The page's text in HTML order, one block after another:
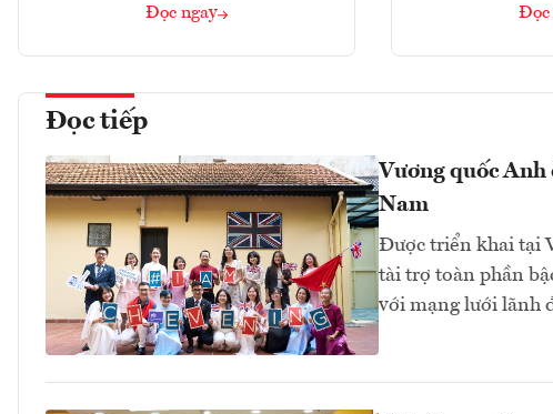
Đọc ngay Đọc
Đọc tiếp
Vương quốc Anh
Nam
Được triển khai tại
tài trợ toàn phần
với mạng lưới lãnh